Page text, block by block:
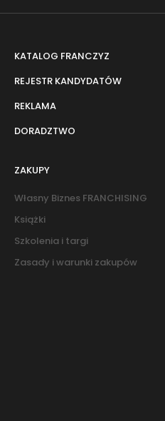
KATALOG FRANCZYZ
REJESTR KANDYDATÓW
REKLAMA
DORADZTWO
ZAKUPY
Własny Biznes FRANCHISING
Książki
Szkolenia i targi
Zasady i warunki zakupów